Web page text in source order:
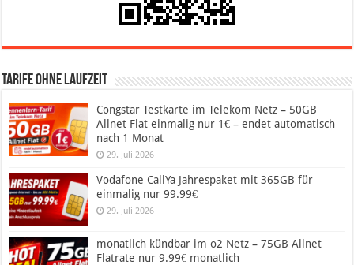
Tarife ohne Laufzeit
Congstar Testkarte im Telekom Netz – 50GB
Allnet Flat einmalig nur 1€ – endet automatisch
nach 1 Monat
29. Juli 2026
Vodafone CallYa Jahrespaket mit 365GB für
einmalig nur 99.99€
29. Juli 2026
monatlich kündbar im o2 Netz – 75GB Allnet
Flatrate nur 9.99€ monatlich